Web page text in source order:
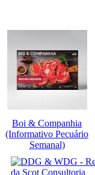
Boi & Companhia
(Informativo Pecuário
Semanal)